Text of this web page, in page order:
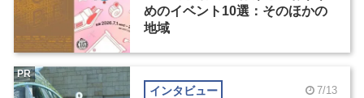
めのイベント10選：そのほかの
地域
インタビュー 7/13
PR